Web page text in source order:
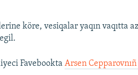
köre, vesiqalar yaqın vaqıtta
FavebooktaArsen Cepparovnıñ